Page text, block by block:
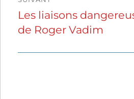
Publication
suivante :
Les liaisons
de Roger Vadim